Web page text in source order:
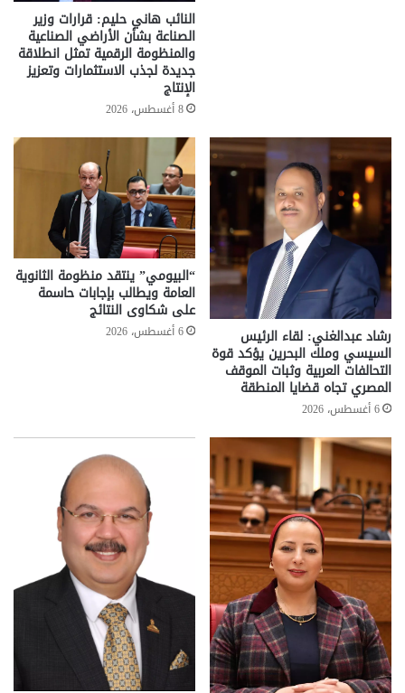
النائب هاني حليم: قرارات وزير
الصناعة بشأن الأراضي الصناعية
والمنظومة الرقمية تمثل انطلاقة
جديدة لجذب الاستثمارات وتعزيز
الإنتاج
8 أغسطس، 2026
رشاد عبدالغني: لقاء الرئيس
السيسي وملك البحرين يؤكد قوة
التحالفات العربية وثبات الموقف
المصري تجاه قضايا المنطقة
6 أغسطس، 2026
“البيومي” ينتقد منظومة الثانوية
العامة ويطالب بإجابات حاسمة
على شكاوى النتائج
6 أغسطس، 2026